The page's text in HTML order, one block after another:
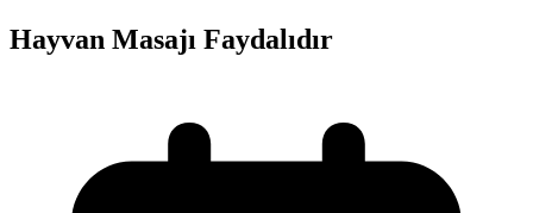
Hayvan Masajı Faydalıdır